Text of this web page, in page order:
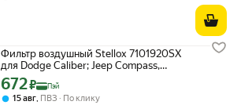
Фильтр воздушный Stellox 7101920SX
для Dodge Caliber; Jeep Compass,
PATRIOT
Цена с картой Яндекс Пэй 672 ₽ вместо
672₽ Пэй
15 авг, ПВЗ
По клику